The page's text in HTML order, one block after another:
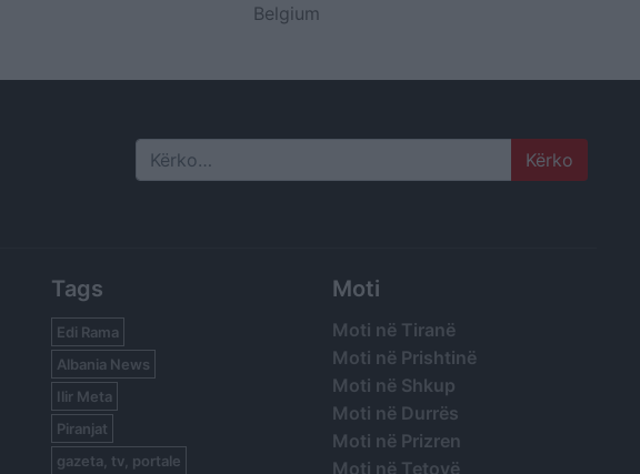
Belgium
Search
Tags
Edi Rama
Albania News
Ilir Meta
Piranjat
gazeta, tv, portale
Moti
Moti në Tiranë
Moti në Prishtinë
Moti në Shkup
Moti në Durrës
Moti në Prizren
Moti në Tetovë